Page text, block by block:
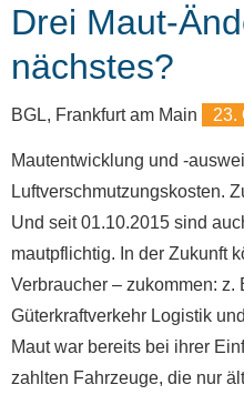
Drei Maut-
nächstes?
BGL, Frankfurt am Main 23.
Mautentwicklung und -
Luftverschmutzungskosten.
Und seit 01.10.2015 sind
mautpflichtig. In der Zukunft
Verbraucher – zukommen: z.
Güterkraftverkehr Logistik
Maut war bereits bei ihrer
zahlten Fahrzeuge, die nur